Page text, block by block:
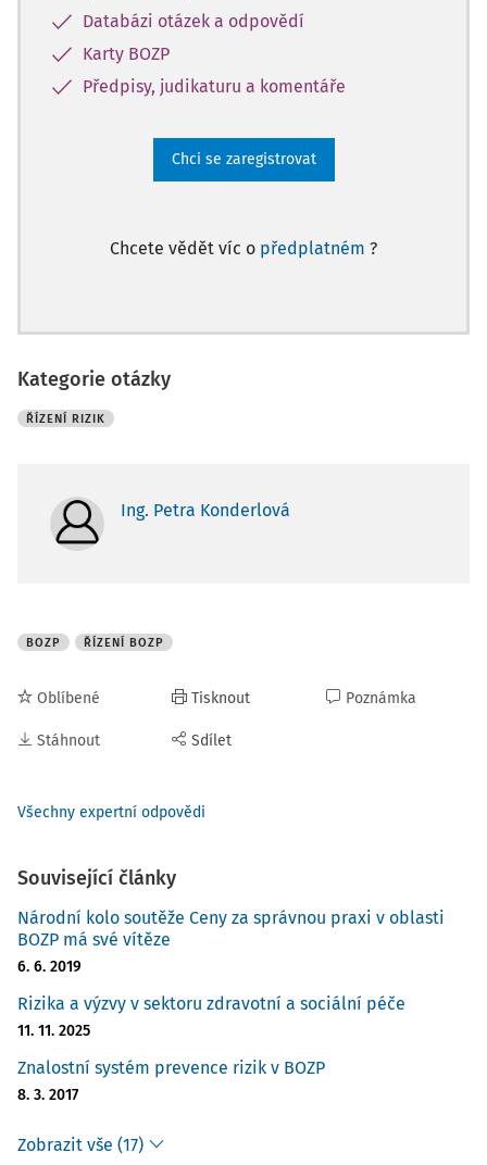
Databázi otázek a odpovědí
Karty BOZP
Předpisy, judikaturu a komentáře
Chci se zaregistrovat
Chcete vědět víc o předplatném ?
Kategorie otázky
ŘÍZENÍ RIZIK
Ing. Petra Konderlová
BOZP ŘÍZENÍ BOZP
Oblíbené
Stáhnout
Tisknout
Sdílet
Poznámka
Všechny expertní odpovědi
Související články
Národní kolo soutěže Ceny za správnou praxi v oblasti
BOZP má své vítěze
6. 6. 2019
Rizika a výzvy v sektoru zdravotní a sociální péče
11. 11. 2025
Znalostní systém prevence rizik v BOZP
8. 3. 2017
Zobrazit vše (17)